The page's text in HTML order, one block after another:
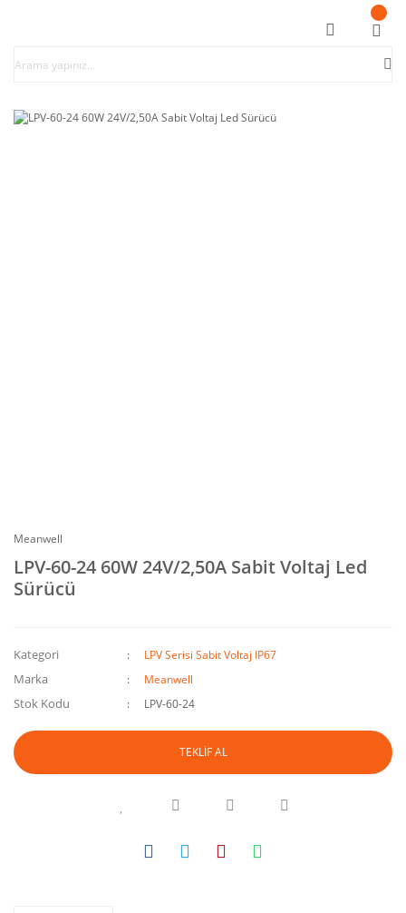
Meanwell
LPV-60-24 60W 24V/2,50A Sabit Voltaj Led
Sürücü
Kategori LPV Serisi Sabit Voltaj IP67
Marka Meanwell
Stok Kodu LPV-60-24
TEKLİF AL